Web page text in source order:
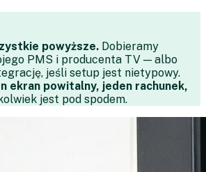
powyższe. Dobieramy
PMS i producenta TV — albo
jeśli setup jest nietypowy.
ekran powitalny, jeden rachunek,
jest pod spodem.